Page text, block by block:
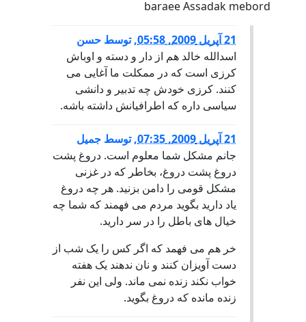
baraee Assadak mebord
21 آپریل 2009, 05:58 ,توسط حسن
اسدالله خالد هم از دار و دسته و اوباش
کرزی است که در ممکلت ما آغایی می
کنند. کرزی خودش چه تدبیر و دانشی
سیاسی داره که اطرافیانش داشته باشه.
21 آپریل 2009, 07:35 ,توسط جمیل
جانم مشکل شما معلوم است. دروغ پشت
دروغ پشت دروغ، بخاطر که در غزنی
مشکل قومی را دامن بزنید. هر چه دروغ
یاد دارید بگوید مردم می فهمند که شما چه
خیال های باطل را در سر دارید.
خر هم می فهمد که اگر کس را یک شب از
دست آویزان کنند و نان ندهند یک هفته
خواب نکند زنده نمی ماند. ولی این نفر
زنده مانده که دروغ بگوید.